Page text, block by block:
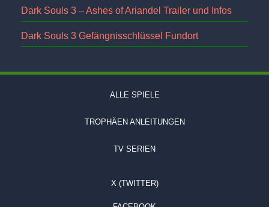
Dark Souls 3 – Ashes of Ariandel Trailer und Infos
Dark Souls 3 Gefängnisschlüssel Fundort
ALLE SPIELE
TROPHÄEN ANLEITUNGEN
TV SERIEN
X (TWITTER)